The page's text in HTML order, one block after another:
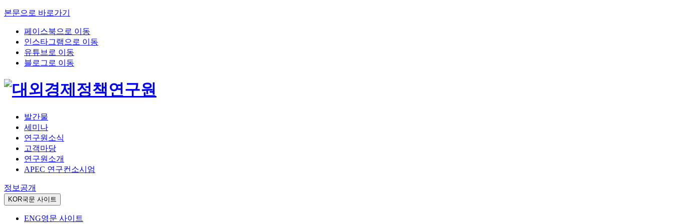
본문으로 바로가기
페이스북으로 이동
인스타그램으로 이동
유튜브로 이동
블로그로 이동
발간물
세미나
연구원소식
고객마당
연구원소개
APEC 연구컨소시엄
정보공개
KOR국문 사이트
ENG영문 사이트